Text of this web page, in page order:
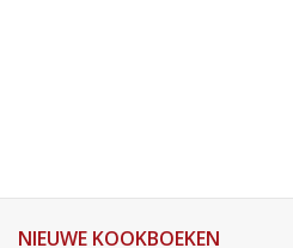
NIEUWE KOOKBOEKEN